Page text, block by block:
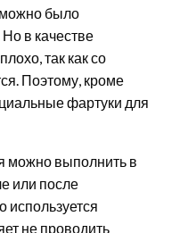
было
в качестве
так как со
Поэтому, кроме
фартуки для
можно выполнить в
или после
используется
не проводить